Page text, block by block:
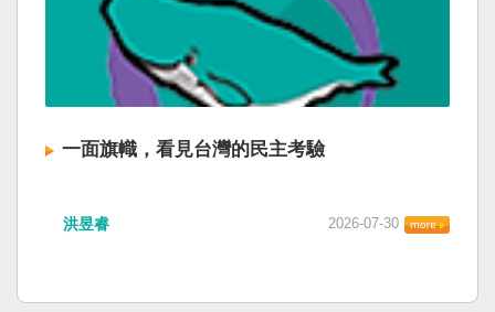
一面旗幟，看見台灣的民主考驗
洪昱睿 2026-07-30